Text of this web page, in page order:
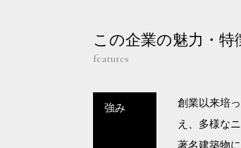
この企業の魅力・特
features
強み
創業以来培
え、多様な
著名建築物